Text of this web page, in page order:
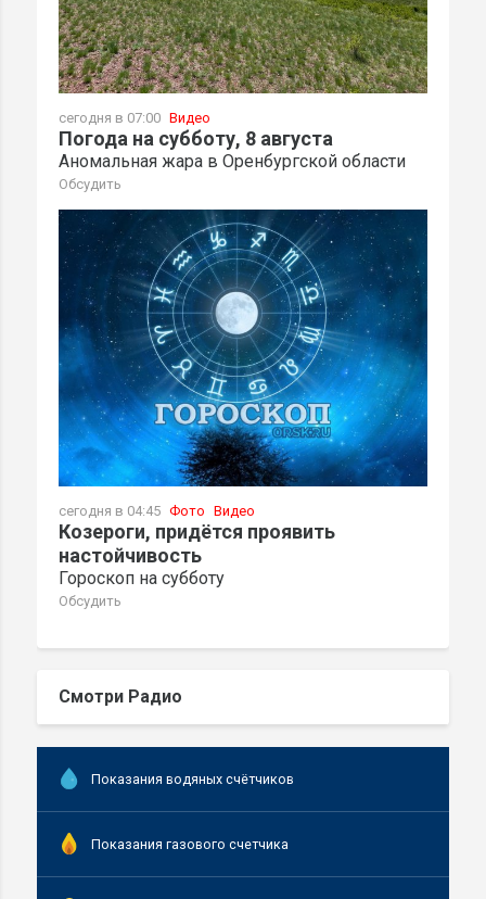
сегодня в 07:00 Видео
Погода на субботу, 8 августа
Аномальная жара в Оренбургской области
Обсудить
сегодня в 04:45 Фото Видео
Козероги, придётся проявить
настойчивость
Гороскоп на субботу
Обсудить
Смотри Радио
Показания водяных счётчиков
Показания газового счетчика